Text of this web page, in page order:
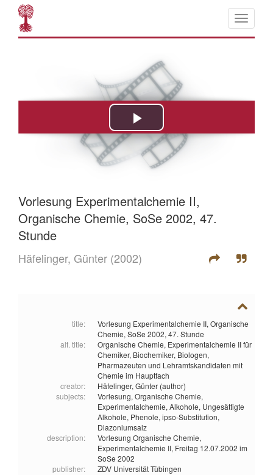
Vorlesung Experimentalchemie II,
Organische Chemie, SoSe 2002, 47.
Stunde
Häfelinger, Günter (2002)
title:
Vorlesung Experimentalchemie II, Organische
Chemie, SoSe 2002, 47. Stunde
alt. title:
Organische Chemie, Experimentalchemie II für
Chemiker, Biochemiker, Biologen,
Pharmazeuten und Lehramtskandidaten mit
Chemie im Hauptfach
creator:
Häfelinger, Günter (author)
subjects:
Vorlesung, Organische Chemie,
Experimentalchemie, Alkohole, Ungesättigte
Alkohole, Phenole, ipso-Substitution,
Diazoniumsalz
description:
Vorlesung Organische Chemie,
Experimentalchemie II, Freitag 12.07.2002 im
SoSe 2002
publisher:
ZDV Universität Tübingen